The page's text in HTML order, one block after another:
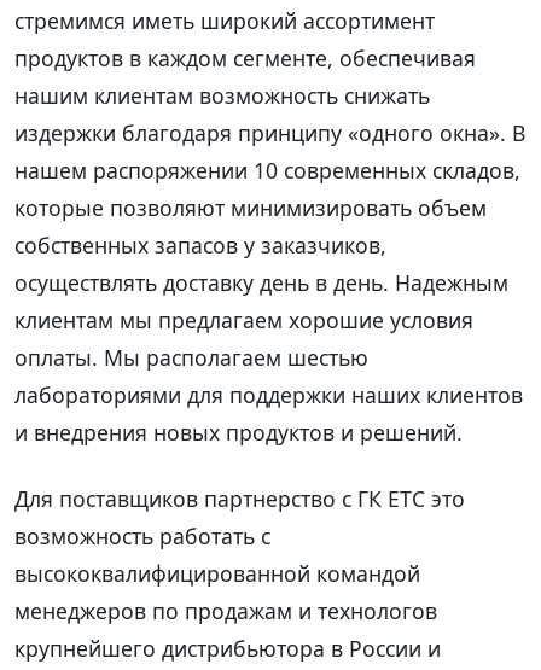
стремимся иметь широкий ассортимент
продуктов в каждом сегменте, обеспечивая
нашим клиентам возможность снижать
издержки благодаря принципу «одного окна». В
нашем распоряжении 10 современных складов,
которые позволяют минимизировать объем
собственных запасов у заказчиков,
осуществлять доставку день в день. Надежным
клиентам мы предлагаем хорошие условия
оплаты. Мы располагаем шестью
лабораториями для поддержки наших клиентов
и внедрения новых продуктов и решений.
Для поставщиков партнерство с ГК ЕТС это
возможность работать с
высококвалифицированной командой
менеджеров по продажам и технологов
крупнейшего дистрибьютора в России и